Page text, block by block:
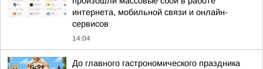
интернета, мобильной связи и онлайн-
сервисов
14:04
До главного гастрономического праздника